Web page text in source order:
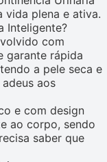
vida plena e ativa.
Inteligente?
com
garante rápida
a pele seca e
aos
e com design
ao corpo, sendo
saber que